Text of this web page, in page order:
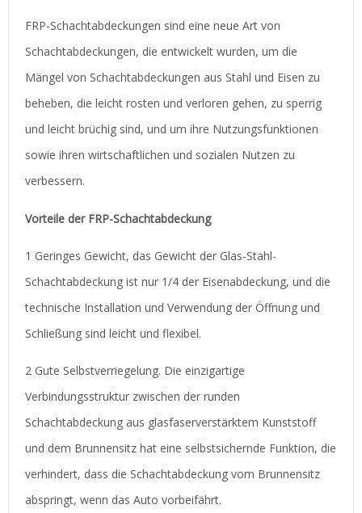
FRP-Schachtabdeckungen sind eine neue Art von
Schachtabdeckungen, die entwickelt wurden, um die
Mängel von Schachtabdeckungen aus Stahl und Eisen zu
beheben, die leicht rosten und verloren gehen, zu sperrig
und leicht brüchig sind, und um ihre Nutzungsfunktionen
sowie ihren wirtschaftlichen und sozialen Nutzen zu
verbessern.
Vorteile der FRP-Schachtabdeckung
1 Geringes Gewicht, das Gewicht der Glas-Stahl-
Schachtabdeckung ist nur 1/4 der Eisenabdeckung, und die
technische Installation und Verwendung der Öffnung und
Schließung sind leicht und flexibel.
2 Gute Selbstverriegelung. Die einzigartige
Verbindungsstruktur zwischen der runden
Schachtabdeckung aus glasfaserverstärktem Kunststoff
und dem Brunnensitz hat eine selbstsichernde Funktion, die
verhindert, dass die Schachtabdeckung vom Brunnensitz
abspringt, wenn das Auto vorbeifährt.